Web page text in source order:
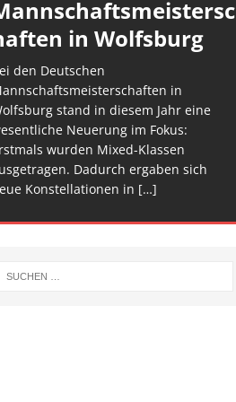
in Wolfsburg
den Deutschen
in
stand in diesem Jahr eine
Neuerung im Fokus:
wurden Mixed-Klassen
Dadurch ergaben sich
Konstellationen in […]